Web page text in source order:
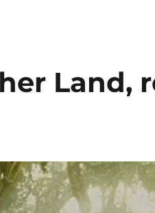
Land,